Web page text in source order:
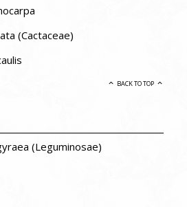
(Cactaceae)
BACK TO TOP
(Leguminosae)